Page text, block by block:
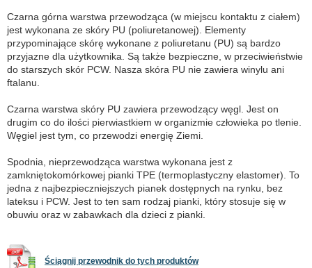
Czarna górna warstwa przewodząca (w miejscu kontaktu z ciałem)
jest wykonana ze skóry PU (poliuretanowej). Elementy
przypominające skórę wykonane z poliuretanu (PU) są bardzo
przyjazne dla użytkownika. Są także bezpieczne, w przeciwieństwie
do starszych skór PCW. Nasza skóra PU nie zawiera winylu ani
ftalanu.
Czarna warstwa skóry PU zawiera przewodzący węgl. Jest on
drugim co do ilości pierwiastkiem w organizmie człowieka po tlenie.
Węgiel jest tym, co przewodzi energię Ziemi.
Spodnia, nieprzewodząca warstwa wykonana jest z
zamkniętokomórkowej pianki TPE (termoplastyczny elastomer). To
jedna z najbezpieczniejszych pianek dostępnych na rynku, bez
lateksu i PCW. Jest to ten sam rodzaj pianki, który stosuje się w
obuwiu oraz w zabawkach dla dzieci z pianki.
Ściągnij przewodnik do tych produktów